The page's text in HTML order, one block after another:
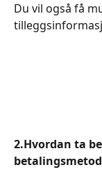
Du vil også få
2.Hvordan ta